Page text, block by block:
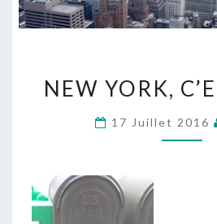
FINI
NEW YORK,
17 Juillet 2016